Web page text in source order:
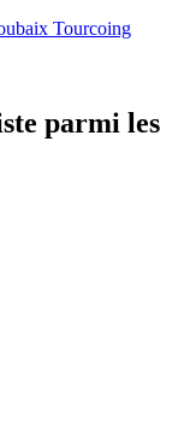
Tourcoing
parmi les